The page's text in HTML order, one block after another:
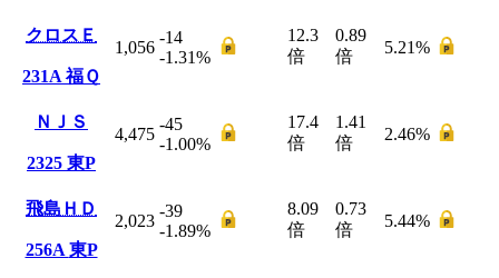
クロスＥ
231A福Ｑ
1,056
-14
-1.31%
12.3
倍
0.89
倍
5.21%
ＮＪＳ
2325 東P
4,475
-45
-1.00%
17.4
倍
1.41
倍
2.46%
飛島ＨＤ
256A 東P
2,023
-39
-1.89%
8.09
倍
0.73
倍
5.44%